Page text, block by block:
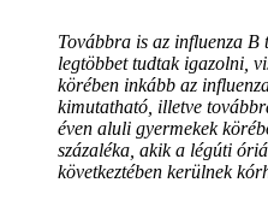
Továbbra is az influenza B
legtöbbet tudtak igazolni,
körében inkább az
kimutatható, illetve
éven aluli gyermekek
százaléka, akik a légúti
következtében kerülnek